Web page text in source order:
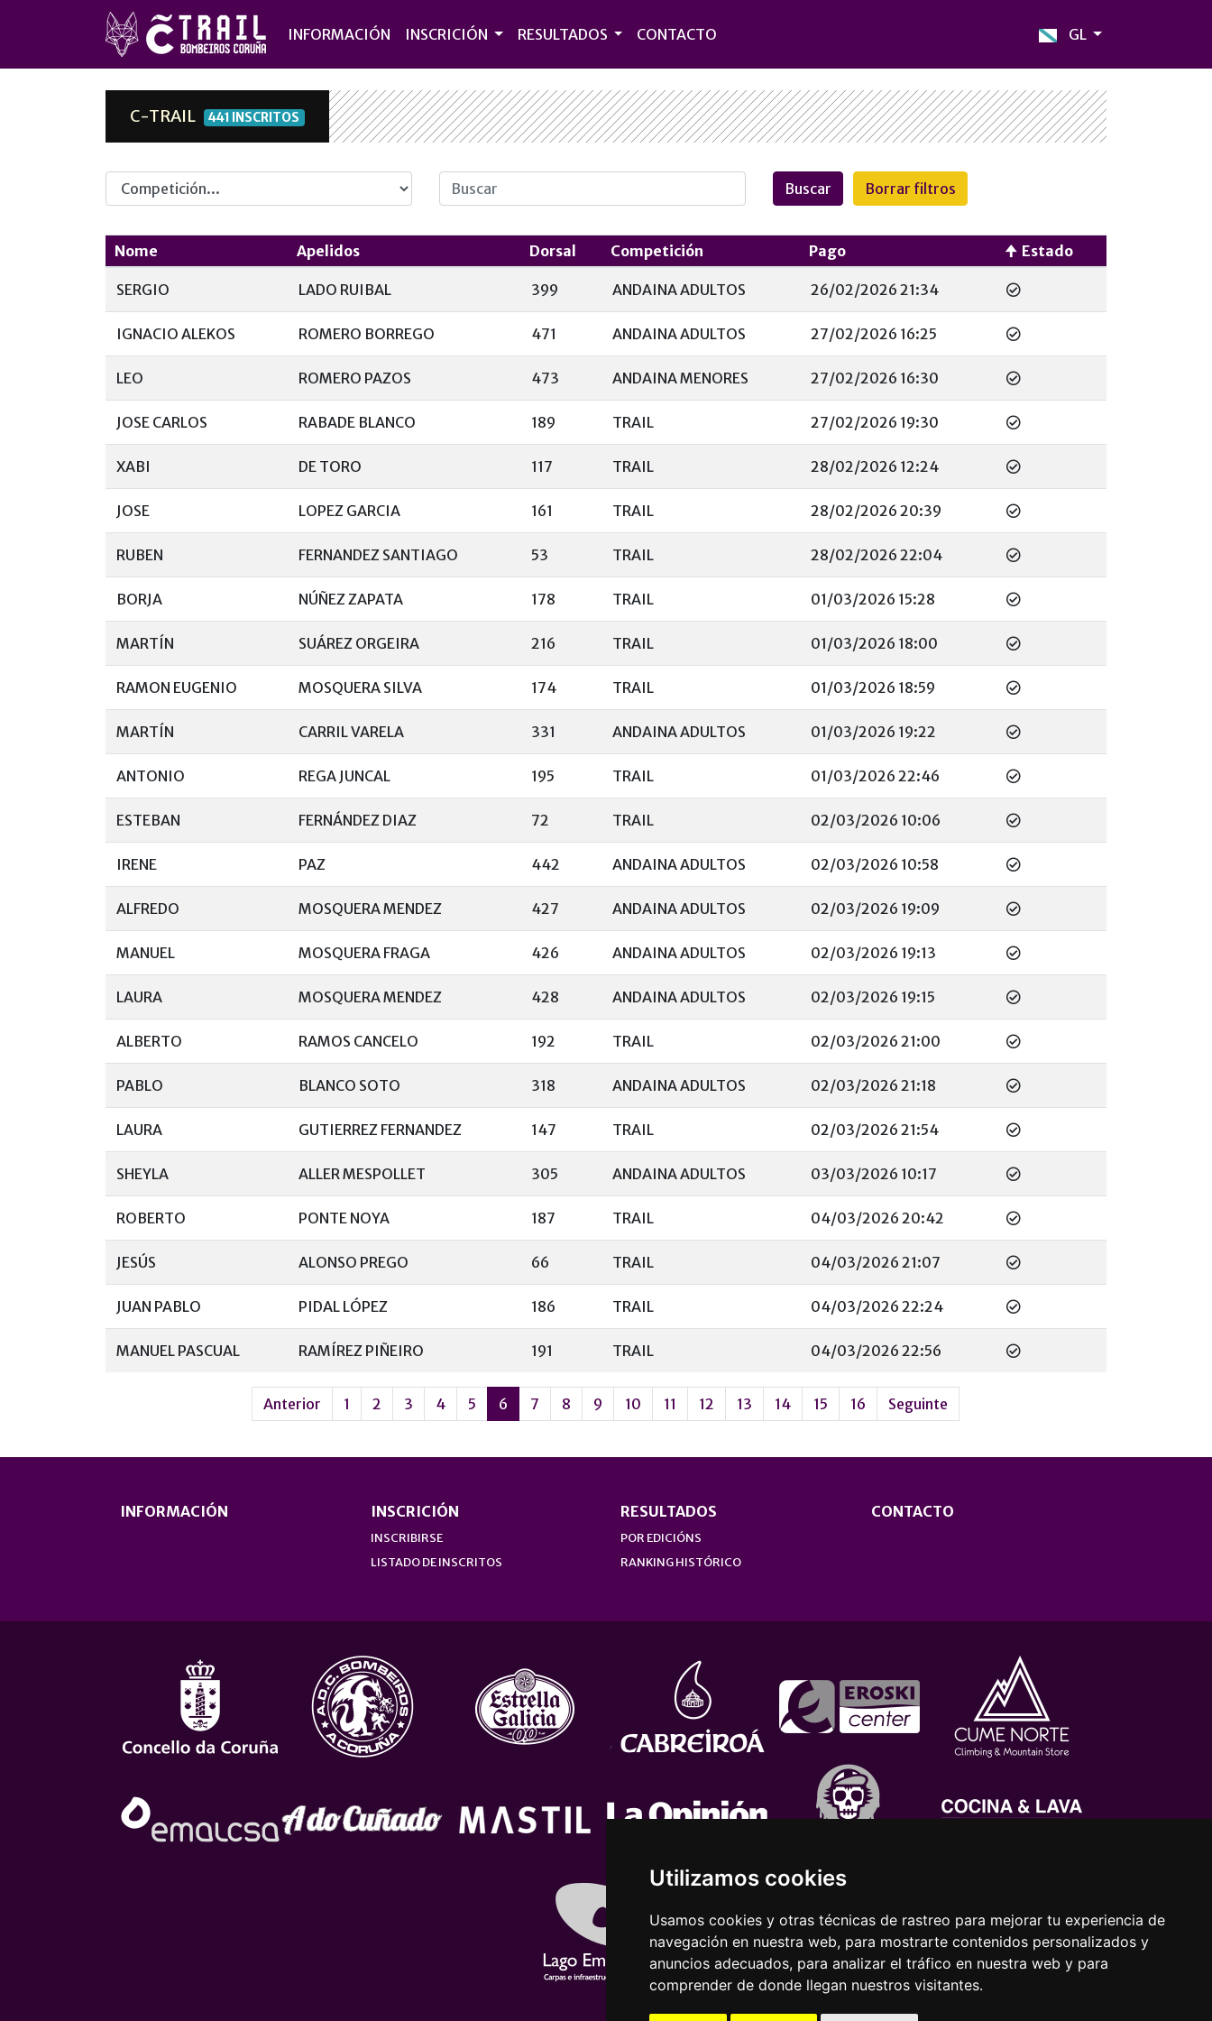
Utilizamos cookies
Usamos cookies y otras técnicas de rastreo para mejorar tu experiencia de
navegación en nuestra web, para mostrarte contenidos personalizados y
anuncios adecuados, para analizar el tráfico en nuestra web y para
comprender de donde llegan nuestros visitantes.
INFORMACIÓN INSCRICIÓN RESULTADOS CONTACTO GL
C-TRAIL 441 INSCRITOS
Competicion
Nome Apelidos Dorsal Competición Pago Estado
SERGIO LADO RUIBAL 399 ANDAINA ADULTOS 26/02/2026 21:34
IGNACIO ALEKOS ROMERO BORREGO 471 ANDAINA ADULTOS 27/02/2026 16:25
LEO ROMERO PAZOS 473 ANDAINA MENORES 27/02/2026 16:30
JOSE CARLOS RABADE BLANCO 189 TRAIL 27/02/2026 19:30
XABI DE TORO 117 TRAIL 28/02/2026 12:24
JOSE LOPEZ GARCIA 161 TRAIL 28/02/2026 20:39
RUBEN FERNANDEZ SANTIAGO 53 TRAIL 28/02/2026 22:04
BORJA NÚÑEZ ZAPATA 178 TRAIL 01/03/2026 15:28
MARTÍN SUÁREZ ORGEIRA 216 TRAIL 01/03/2026 18:00
RAMON EUGENIO MOSQUERA SILVA 174 TRAIL 01/03/2026 18:59
MARTÍN CARRIL VARELA 331 ANDAINA ADULTOS 01/03/2026 19:22
ANTONIO REGA JUNCAL 195 TRAIL 01/03/2026 22:46
ESTEBAN FERNÁNDEZ DIAZ 72 TRAIL 02/03/2026 10:06
IRENE PAZ 442 ANDAINA ADULTOS 02/03/2026 10:58
ALFREDO MOSQUERA MENDEZ 427 ANDAINA ADULTOS 02/03/2026 19:09
MANUEL MOSQUERA FRAGA 426 ANDAINA ADULTOS 02/03/2026 19:13
LAURA MOSQUERA MENDEZ 428 ANDAINA ADULTOS 02/03/2026 19:15
ALBERTO RAMOS CANCELO 192 TRAIL 02/03/2026 21:00
PABLO BLANCO SOTO 318 ANDAINA ADULTOS 02/03/2026 21:18
LAURA GUTIERREZ FERNANDEZ 147 TRAIL 02/03/2026 21:54
SHEYLA ALLER MESPOLLET 305 ANDAINA ADULTOS 03/03/2026 10:17
ROBERTO PONTE NOYA 187 TRAIL 04/03/2026 20:42
JESÚS ALONSO PREGO 66 TRAIL 04/03/2026 21:07
JUAN PABLO PIDAL LÓPEZ 186 TRAIL 04/03/2026 22:24
MANUEL PASCUAL RAMÍREZ PIÑEIRO 191 TRAIL 04/03/2026 22:56
Anterior 1 2 3 4 5 6 7 8 9 10 11 12 13 14 15 16 Seguinte
INFORMACIÓN INSCRICIÓN
INSCRIBIRSE
LISTADO DE INSCRITOS
RESULTADOS
POR EDICIÓNS
RANKING HISTÓRICO
CONTACTO